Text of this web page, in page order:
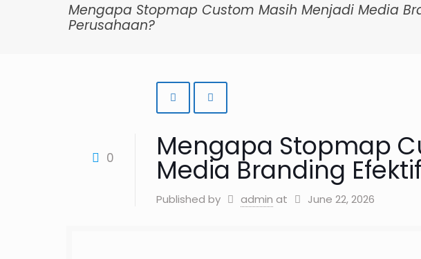
Mengapa Stopmap Custom Masih Menjadi Media
Perusahaan?
0 Mengapa Stopmap
Media Branding
Published by admin at June 22, 2026